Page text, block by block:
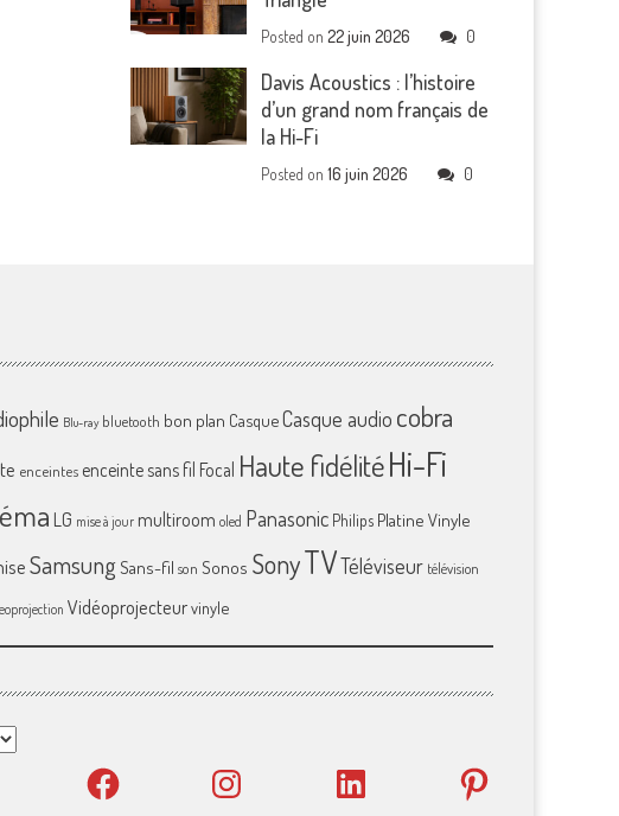
Posted on22 juin 2026 0
Davis Acoustics : l’histoire
d’un grand nom français de
la Hi-Fi
Posted on16 juin 2026 0
Blu-ray bluetooth bon plan CasqueCasque audio cobra
enceintes enceinte sans fil Focal Haute fidélitéHi-Fi
LG mise à jour multiroom oled Panasonic Philips Platine Vinyle
SamsungSans-fil son Sonos SonyTVTéléviseur télévision
Vidéoprojecteurvinyle
Facebook Instagram LinkedIn Pinterest